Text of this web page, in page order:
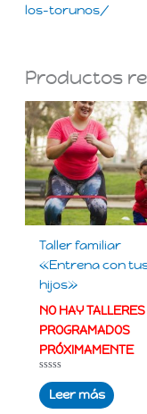
los-torunos/
Productos
Taller familiar
«Entrena con
hijos»
NO HAY TALLERES
PROGRAMADOS
PRÓXIMAMENTE
Valorado
con
0
de
Leer más